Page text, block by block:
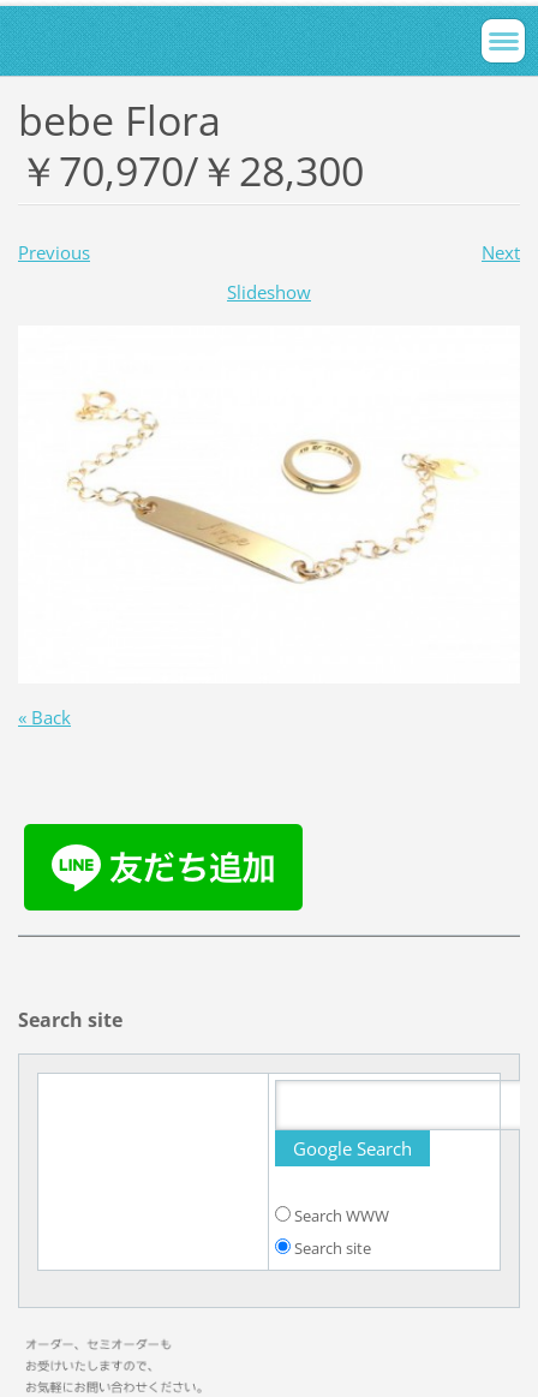
bebe Flora
￥70,970/￥28,300
Previous
Next
Slideshow
« Back
Search site
Search WWW
Search site